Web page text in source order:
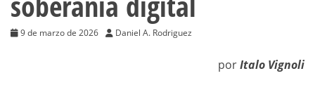
9 de marzo de 2026 Daniel A. Rodriguez
porItalo Vignoli